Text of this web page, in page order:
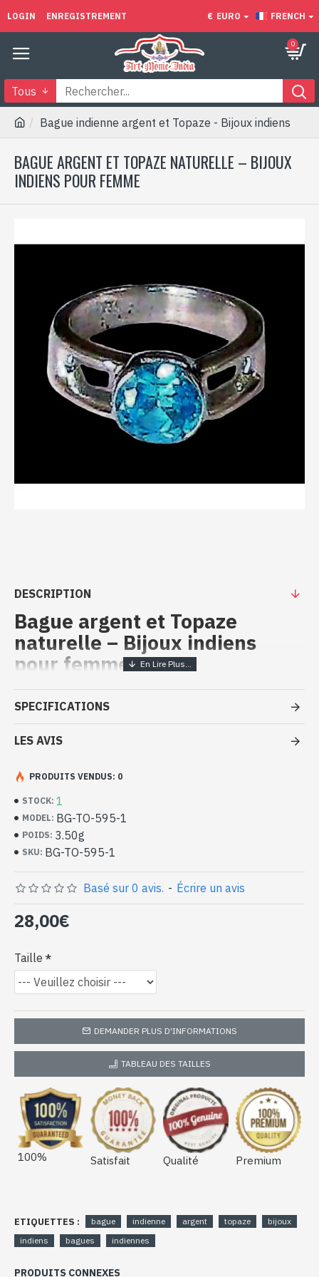
LOGIN ENREGISTREMENT € EURO FRENCH
0
Tous
Bague indienne argent et Topaze - Bijoux indiens
BAGUE ARGENT ET TOPAZE NATURELLE – BIJOUX
INDIENS POUR FEMME
DESCRIPTION
Bague argent et Topaze
naturelle – Bijoux indiens
pour femme
Bijoux indiens artisanaux - Bague
argent massif et Topaze
- Bague en argent véritable 925/1000
- Pierre sertie, taillée à la main, forme ovale
- Livrée avec un petit sac artisanal
Bague indienne argent et Topaze
naturelle de forme ovale (BG-TO-595-
1)
SPECIFICATIONS
LES AVIS
STOCK: 1
MODEL: BG-TO-595-1
POIDS: 3.50g
SKU: BG-TO-595-1
PRODUITS VENDUS: 0
Basé sur 0 avis. - Écrire un avis
28,00€
Taille
DEMANDER PLUS D'INFORMATIONS
TABLEAU DES TAILLES
100% Satisfait Qualité Premium
ETIQUETTES : bague indienne argent topaze
bijoux
indiens
bagues indiennes
PRODUITS CONNEXES